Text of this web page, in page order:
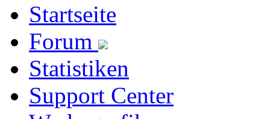
Startseite
Forum
Statistiken
Support Center